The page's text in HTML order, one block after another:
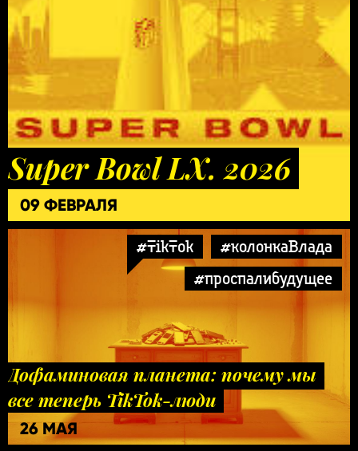
Super Bowl LX. 2026
09 ФЕВРАЛЯ
#TikTok
#колонкаВлада
#проспалибудущее
Дофаминовая планета: почему мы
все теперь TikTok-люди
26 МАЯ